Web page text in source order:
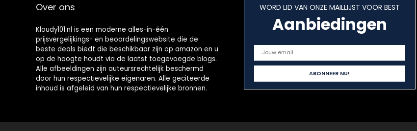
Over ons
Kloudy101.nl is een moderne alles-in-één
prijsvergelijkings- en beoordelingswebsite die de
beste deals biedt die beschikbaar zijn op amazon en u
op de hoogte houdt via de laatst toegevoegde blogs.
Alle afbeeldingen zijn auteursrechtelijk beschermd
door hun respectievelijke eigenaren. Alle geciteerde
inhoud is afgeleid van hun respectievelijke bronnen.
WORD LID VAN ONZE MAILLIJST VOOR BEST
Aanbiedingen